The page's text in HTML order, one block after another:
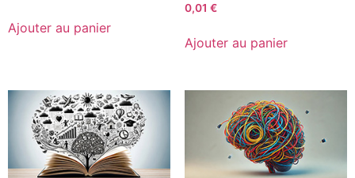
Ajouter au panier
0,01 €
Ajouter au panier